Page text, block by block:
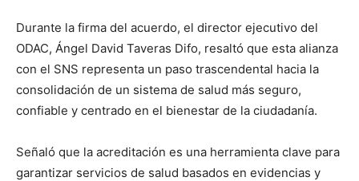
Durante la firma del acuerdo, el director ejecutivo del
ODAC, Ángel David Taveras Difo, resaltó que esta alianza
con el SNS representa un paso trascendental hacia la
consolidación de un sistema de salud más seguro,
confiable y centrado en el bienestar de la ciudadanía.
Señaló que la acreditación es una herramienta clave para
garantizar servicios de salud basados en evidencias y